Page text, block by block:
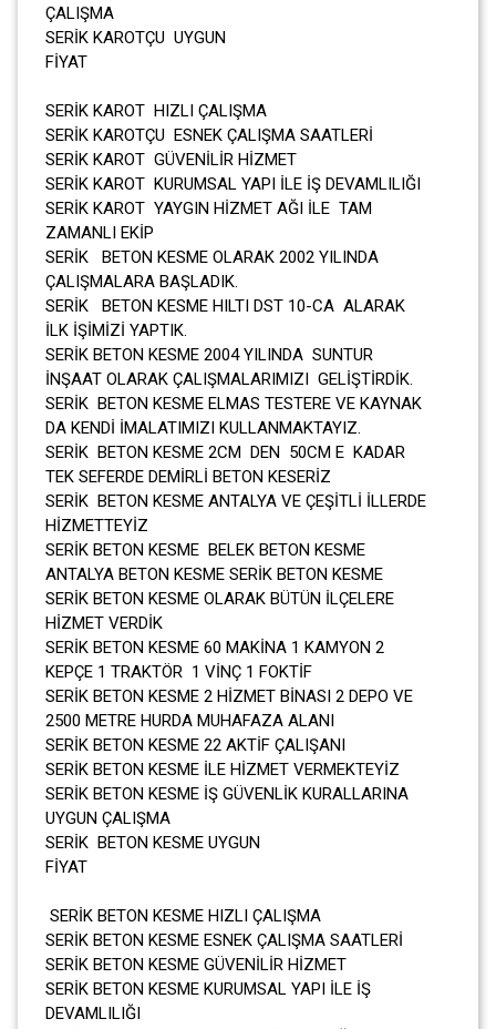
ÇALIŞMA
SERİK KAROTÇU UYGUN
FİYAT
SERİK KAROT HIZLI ÇALIŞMA
SERİK KAROTÇU ESNEK ÇALIŞMA SAATLERİ
SERİK KAROT GÜVENİLİR HİZMET
SERİK KAROT KURUMSAL YAPI İLE İŞ DEVAMLILIĞI
SERİK KAROT YAYGIN HİZMET AĞI İLE TAM
ZAMANLI EKİP
SERİK BETON KESME OLARAK 2002 YILINDA
ÇALIŞMALARA BAŞLADIK.
SERİK BETON KESME HILTI DST 10-CA ALARAK
İLK İŞİMİZİ YAPTIK.
SERİK BETON KESME 2004 YILINDA SUNTUR
İNŞAAT OLARAK ÇALIŞMALARIMIZI GELİŞTİRDİK.
SERİK BETON KESME ELMAS TESTERE VE KAYNAK
DA KENDİ İMALATIMIZI KULLANMAKTAYIZ.
SERİK BETON KESME 2CM DEN 50CM E KADAR
TEK SEFERDE DEMİRLİ BETON KESERİZ
SERİK BETON KESME ANTALYA VE ÇEŞİTLİ İLLERDE
HİZMETTEYİZ
SERİK BETON KESME BELEK BETON KESME
ANTALYA BETON KESME SERİK BETON KESME
SERİK BETON KESME OLARAK BÜTÜN İLÇELERE
HİZMET VERDİK
SERİK BETON KESME 60 MAKİNA 1 KAMYON 2
KEPÇE 1 TRAKTÖR 1 VİNÇ 1 FOKTİF
SERİK BETON KESME 2 HİZMET BİNASI 2 DEPO VE
2500 METRE HURDA MUHAFAZA ALANI
SERİK BETON KESME 22 AKTİF ÇALIŞANI
SERİK BETON KESME İLE HİZMET VERMEKTEYİZ
SERİK BETON KESME İŞ GÜVENLİK KURALLARINA
UYGUN ÇALIŞMA
SERİK BETON KESME UYGUN
FİYAT
SERİK BETON KESME HIZLI ÇALIŞMA
SERİK BETON KESME ESNEK ÇALIŞMA SAATLERİ
SERİK BETON KESME GÜVENİLİR HİZMET
SERİK BETON KESME KURUMSAL YAPI İLE İŞ
DEVAMLILIĞI